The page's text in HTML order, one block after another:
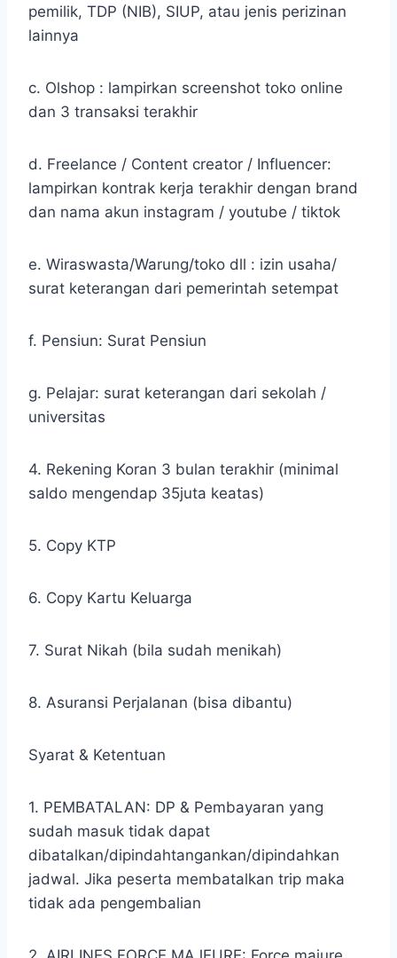
pemilik, TDP (NIB), SIUP, atau jenis perizinan
lainnya
c. Olshop : lampirkan screenshot toko online
dan 3 transaksi terakhir
d. Freelance / Content creator / Influencer:
lampirkan kontrak kerja terakhir dengan brand
dan nama akun instagram / youtube / tiktok
e. Wiraswasta/Warung/toko dll : izin usaha/
surat keterangan dari pemerintah setempat
f. Pensiun: Surat Pensiun
g. Pelajar: surat keterangan dari sekolah /
universitas
4. Rekening Koran 3 bulan terakhir (minimal
saldo mengendap 35juta keatas)
5. Copy KTP
6. Copy Kartu Keluarga
7. Surat Nikah (bila sudah menikah)
8. Asuransi Perjalanan (bisa dibantu)
Syarat & Ketentuan
1. PEMBATALAN: DP & Pembayaran yang
sudah masuk tidak dapat
dibatalkan/dipindahtangankan/dipindahkan
jadwal. Jika peserta membatalkan trip maka
tidak ada pengembalian